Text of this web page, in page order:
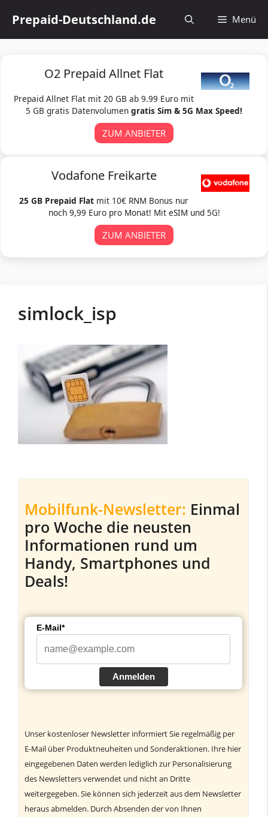
Inhalt
springen
Prepaid-Deutschland.de Menü
O2 Prepaid Allnet Flat
Prepaid Allnet Flat mit 20 GB ab 9.99 Euro mit
5 GB gratis Datenvolumen gratis Sim & 5G Max Speed!
ZUM ANBIETER
Vodafone Freikarte
25 GB Prepaid Flat mit 10€ RNM Bonus nur
noch 9,99 Euro pro Monat! Mit eSIM und 5G!
ZUM ANBIETER
simlock_isp
Mobilfunk-Newsletter: Einmal
pro Woche die neusten
Informationen rund um
Handy, Smartphones und
Deals!
E-Mail*
Anmelden
Unser kostenloser Newsletter informiert Sie regelmäßig per
E-Mail über Produktneuheiten und Sonderaktionen. Ihre hier
eingegebenen Daten werden lediglich zur Personalisierung
des Newsletters verwendet und nicht an Dritte
weitergegeben. Sie können sich jederzeit aus dem Newsletter
heraus abmelden. Durch Absenden der von Ihnen